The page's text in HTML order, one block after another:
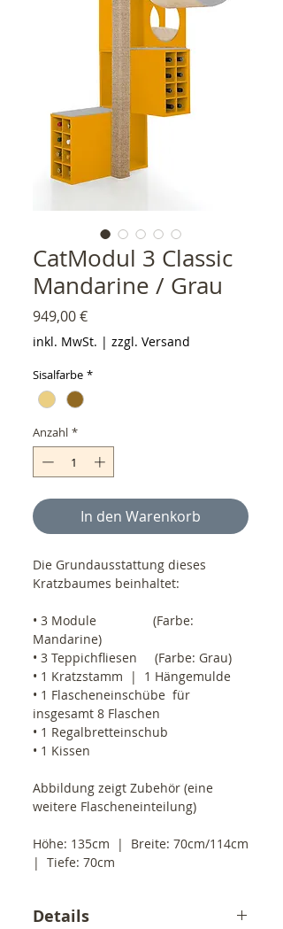
CatModul 3 Classic
Mandarine / Grau
949,00 €Preis
inkl. MwSt. | zzgl. Versand
Sisalfarbe *
Anzahl *
In den Warenkorb
Die Grundausstattung dieses
Kratzbaumes beinhaltet:
• 3 Module                (Farbe:
Mandarine)
• 3 Teppichfliesen     (Farbe: Grau)
• 1 Kratzstamm  |  1 Hängemulde
• 1 Flascheneinschübe  für
insgesamt 8 Flaschen
• 1 Regalbretteinschub
• 1 Kissen
Abbildung zeigt Zubehör (eine
weitere Flascheneinteilung)
Höhe: 135cm  |  Breite: 70cm/114cm
|  Tiefe: 70cm
Details